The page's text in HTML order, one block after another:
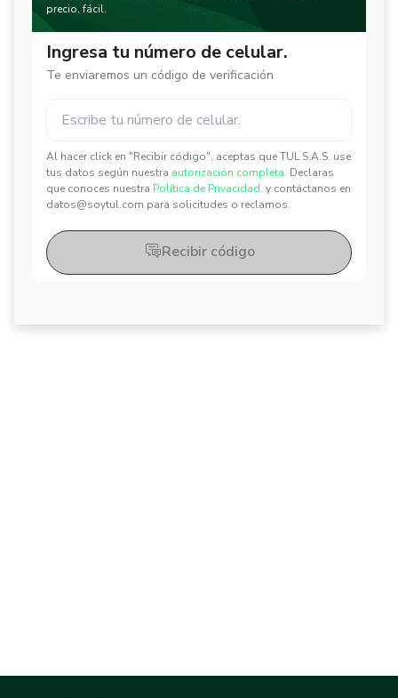
precio, fácil.
Ingresa tu número de celular.
Te enviaremos un código de verificación
Al hacer click en "Recibir código", aceptas que TUL S.A.S. use
tus datos según nuestra autorización completa. Declaras
que conoces nuestra Política de Privacidad. y contáctanos en
datos@soytul.com para solicitudes o reclamos.
Recibir código